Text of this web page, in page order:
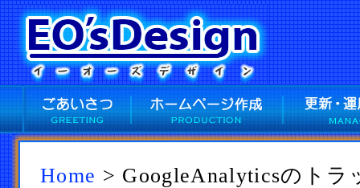
Home > GoogleAnalyticsのト